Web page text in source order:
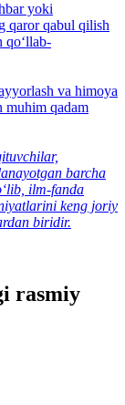
yoki
qaror qabul qilish
qo‘llab-
va himoya
muhim qadam
barcha
ilm-fanda
keng joriy
biridir.
rasmiy